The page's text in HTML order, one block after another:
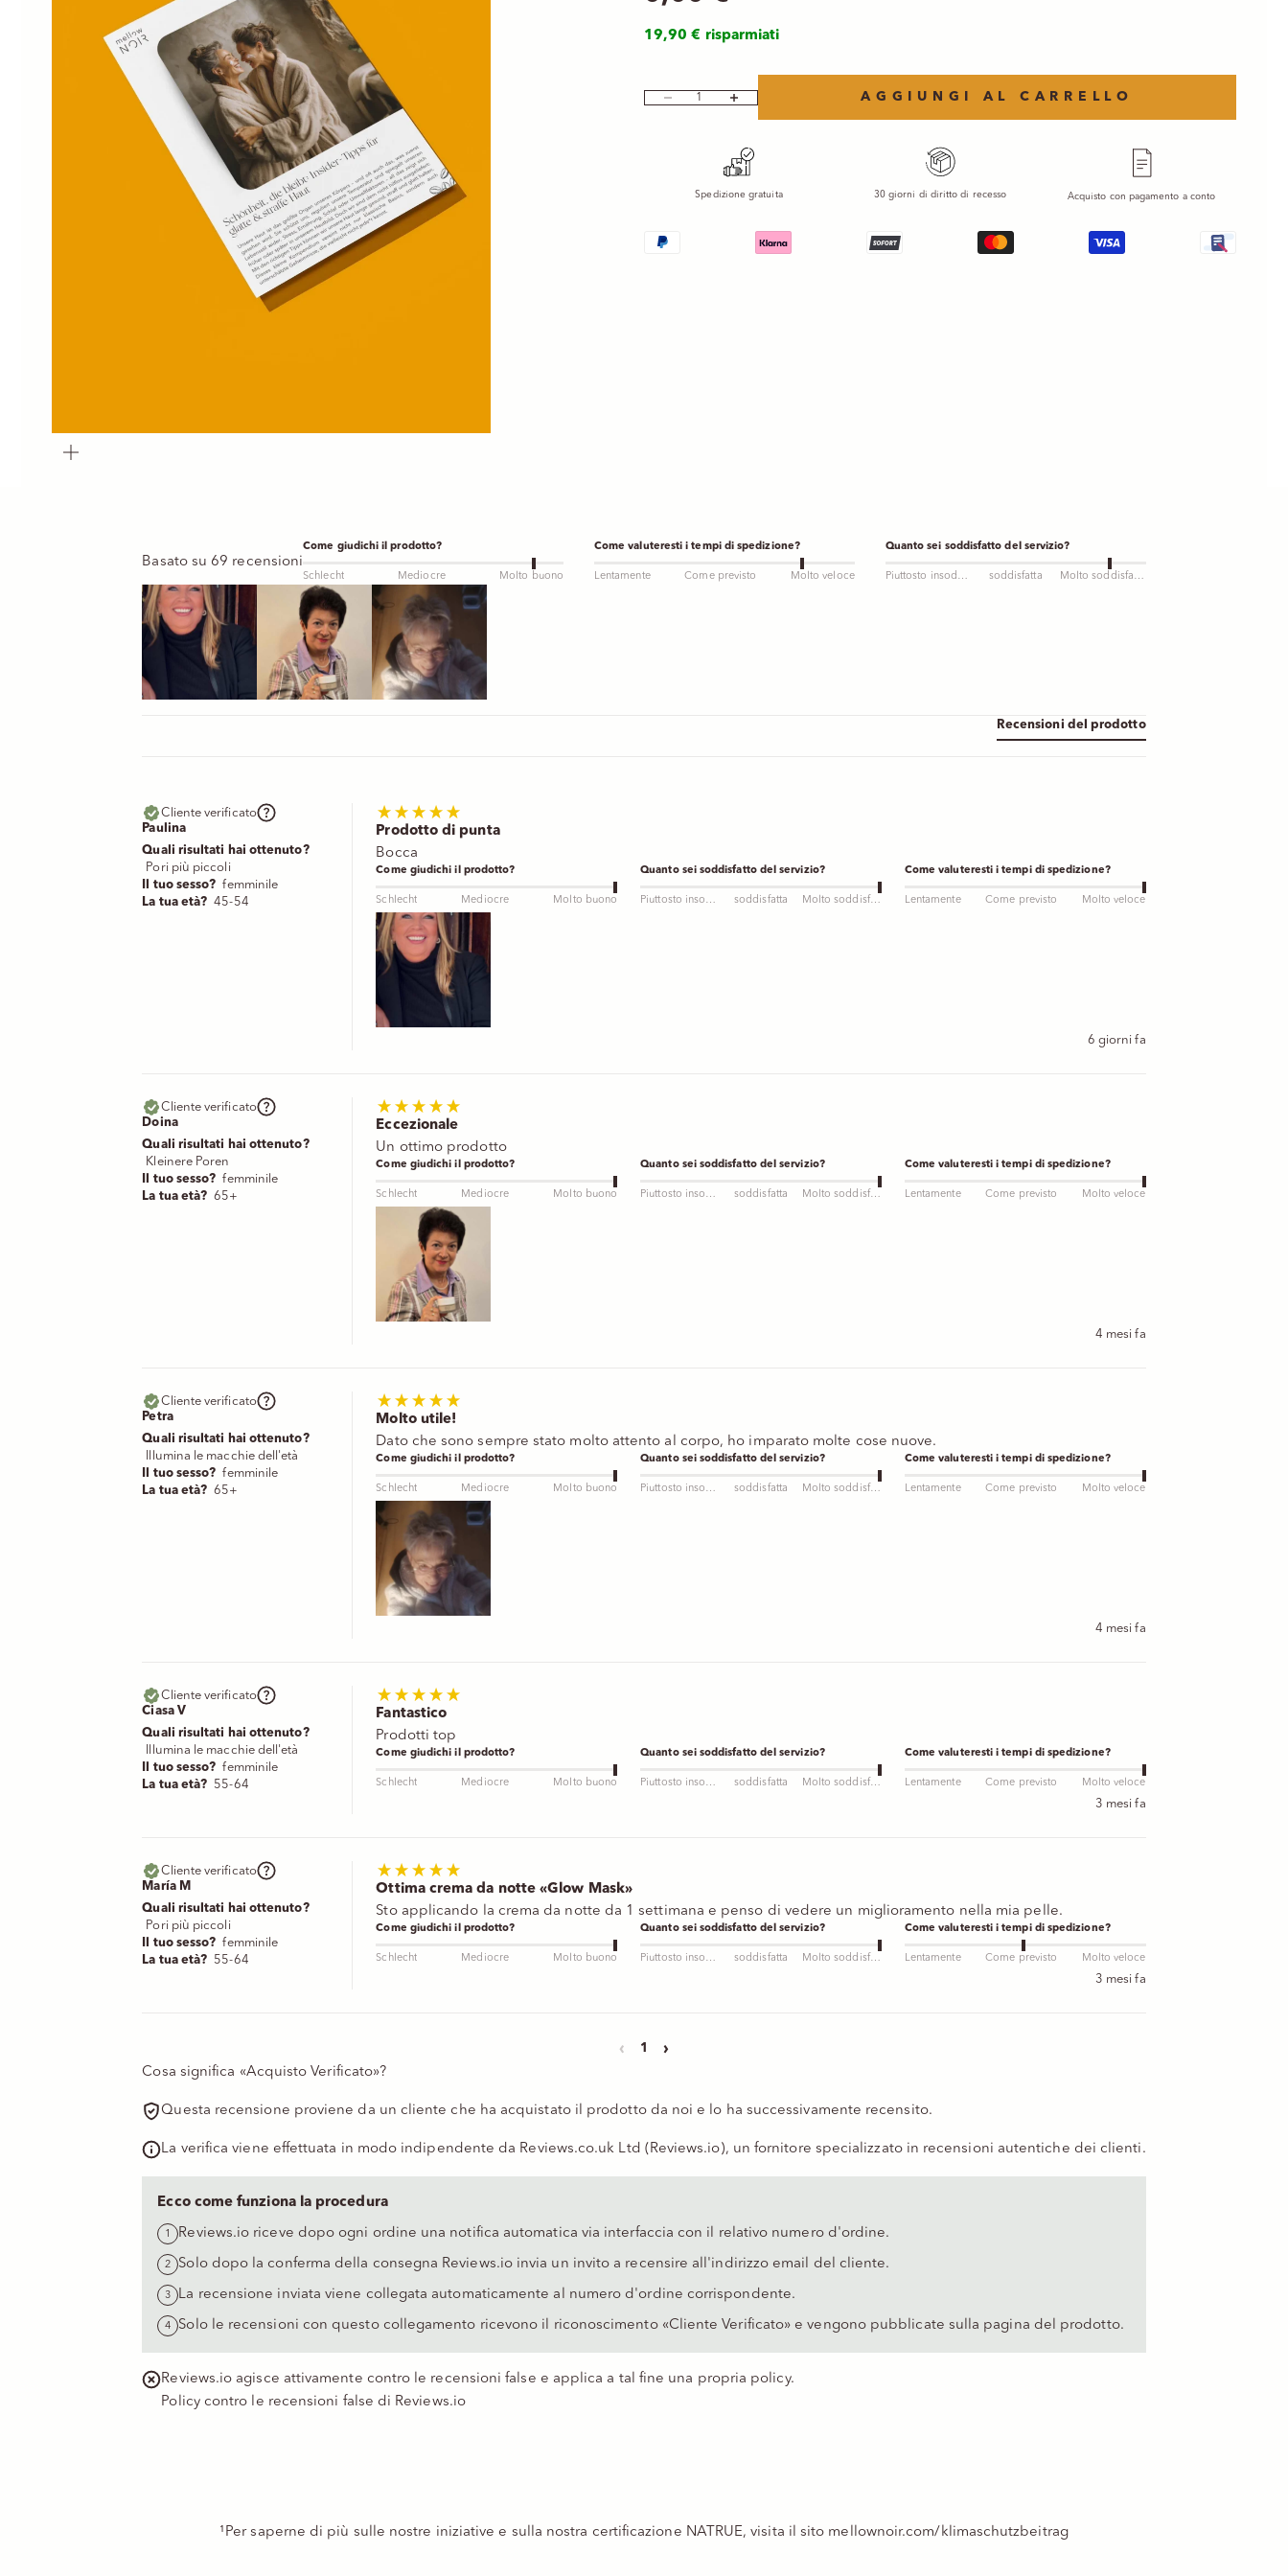
Ingrandisci immagine
19,90 € risparmiati
Diminuisci quantitàAumenta quantità AGGIUNGI AL CARRELLO
Spedizione gratuita 30 giorni di diritto di recesso Acquisto con pagamento a conto
Basato su 69 recensioni
Come giudichi il prodotto?
Schlecht Mediocre Molto buono
Come valuteresti i tempi di spedizione?
Lentamente Come previsto Molto veloce
Quanto sei soddisfatto del servizio?
Piuttosto insoddisfatto soddisfatta Molto soddisfatto
Recensioni del prodotto
Cliente verificato
Paulina
Quali risultati hai ottenuto?
Pori più piccoli
Il tuo sesso? femminile
La tua età? 45-54
Prodotto di punta
Bocca
Come giudichi il prodotto?
Schlecht Mediocre Molto buono
Quanto sei soddisfatto del servizio?
Piuttosto insoddisfatto soddisfatta Molto soddisfatto
Come valuteresti i tempi di spedizione?
Lentamente Come previsto Molto veloce
6 giorni fa
Cliente verificato
Doina
Quali risultati hai ottenuto?
Kleinere Poren
Il tuo sesso? femminile
La tua età? 65+
Eccezionale
Un ottimo prodotto
Come giudichi il prodotto?
Schlecht Mediocre Molto buono
Quanto sei soddisfatto del servizio?
Piuttosto insoddisfatto soddisfatta Molto soddisfatto
Come valuteresti i tempi di spedizione?
Lentamente Come previsto Molto veloce
4 mesi fa
Cliente verificato
Petra
Quali risultati hai ottenuto?
Illumina le macchie dell'età
Il tuo sesso? femminile
La tua età? 65+
Molto utile!
Dato che sono sempre stato molto attento al corpo, ho imparato molte cose nuove.
Come giudichi il prodotto?
Schlecht Mediocre Molto buono
Quanto sei soddisfatto del servizio?
Piuttosto insoddisfatto soddisfatta Molto soddisfatto
Come valuteresti i tempi di spedizione?
Lentamente Come previsto Molto veloce
4 mesi fa
Cliente verificato
Ciasa V
Quali risultati hai ottenuto?
Illumina le macchie dell'età
Il tuo sesso? femminile
La tua età?
55-64
Fantastico
Prodotti top
Come giudichi il prodotto?
Schlecht Mediocre Molto buono
Quanto sei soddisfatto del servizio?
Piuttosto insoddisfatto soddisfatta Molto soddisfatto
Come valuteresti i tempi di spedizione?
Lentamente Come previsto Molto veloce
3 mesi fa
Cliente verificato
María M
Quali risultati hai ottenuto?
Pori più piccoli
Il tuo sesso? femminile
La tua età?
55-64
Ottima crema da notte «Glow Mask»
Sto applicando la crema da notte da 1 settimana e penso di vedere un miglioramento nella mia pelle.
Come giudichi il prodotto?
Schlecht Mediocre Molto buono
Quanto sei soddisfatto del servizio?
Piuttosto insoddisfatto soddisfatta Molto soddisfatto
Come valuteresti i tempi di spedizione?
Lentamente Come previsto Molto veloce
3 mesi fa
‹ 1 ›
Cosa significa «Acquisto Verificato»?
Questa recensione proviene da un cliente che ha acquistato il prodotto da noi e lo ha successivamente recensito.
La verifica viene effettuata in modo indipendente da Reviews.co.uk Ltd (Reviews.io), un fornitore specializzato in recensioni autentiche dei clienti.
Ecco come funziona la procedura
Reviews.io riceve dopo ogni ordine una notifica automatica via interfaccia con il relativo numero d'ordine.
Solo dopo la conferma della consegna Reviews.io invia un invito a recensire all'indirizzo email del cliente.
La recensione inviata viene collegata automaticamente al numero d'ordine corrispondente.
Solo le recensioni con questo collegamento ricevono il riconoscimento «Cliente Verificato» e vengono pubblicate sulla pagina del prodotto.
Reviews.io agisce attivamente contro le recensioni false e applica a tal fine una propria policy.
Policy contro le recensioni false di Reviews.io
¹Per saperne di più sulle nostre iniziative e sulla nostra certificazione NATRUE, visita il sito mellownoir.com/klimaschutzbeitrag